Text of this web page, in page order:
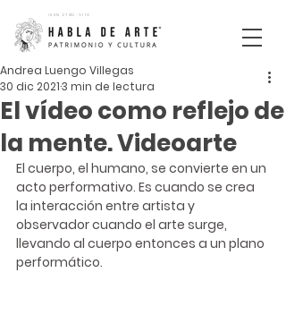
ISSN 2792-5110
El vídeo como reflejo de
la mente. Videoarte
Andrea Luengo Villegas
30 dic 20213 min de lectura
El cuerpo, el humano, se convierte en un
acto performativo. Es cuando se crea
la interacción entre artista y
observador cuando el arte surge,
llevando al cuerpo entonces a un plano
performático.